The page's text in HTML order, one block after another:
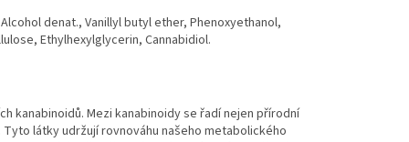
denat., Vanillyl butyl ether, Phenoxyethanol,
Ethylhexylglycerin, Cannabidiol.
kanabinoidů. Mezi kanabinoidy se řadí nejen přírodní
látky udržují rovnováhu našeho metabolického